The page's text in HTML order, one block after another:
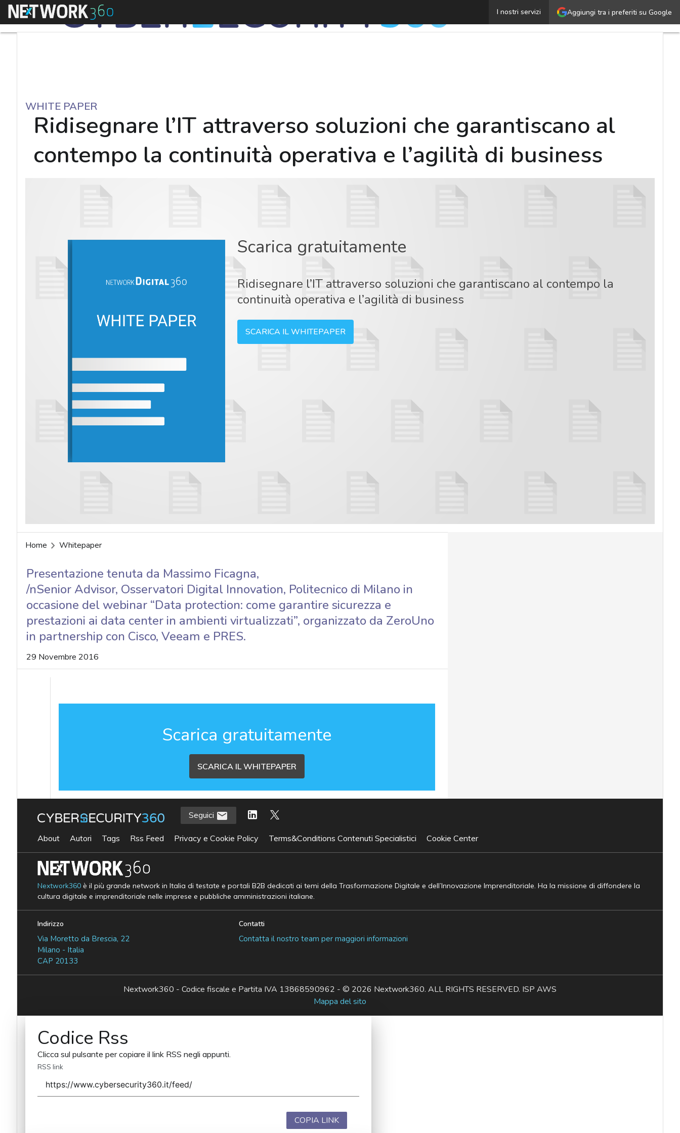
Aggiungi tra i preferiti su Google
I nostri servizi
Menu Ridisegnare l’IT attraverso soluzioni che garantiscano
WHITE PAPER
Ridisegnare l’IT attraverso soluzioni che garantiscano al
contempo la continuità operativa e l’agilità di business
Scarica gratuitamente
Ridisegnare l’IT attraverso soluzioni che garantiscano al contempo la
continuità operativa e l’agilità di business
SCARICA IL WHITEPAPER
Home Whitepaper
Presentazione tenuta da Massimo Ficagna,
/nSenior Advisor, Osservatori Digital Innovation, Politecnico di Milano in
occasione del webinar “Data protection: come garantire sicurezza e
prestazioni ai data center in ambienti virtualizzati”, organizzato da ZeroUno
in partnership con Cisco, Veeam e PRES.
29 Novembre 2016
Scarica gratuitamente
SCARICA IL WHITEPAPER
Seguici
About Autori Tags Rss Feed Privacy e Cookie Policy Terms&Conditions Contenuti Specialistici Cookie Center
Nextwork360è il più grande network in Italia di testate e portali B2B dedicati ai temi della Trasformazione Digitale e dell’Innovazione Imprenditoriale. Ha la missione di diffondere la
cultura digitale e imprenditoriale nelle imprese e pubbliche amministrazioni italiane.
Indirizzo
Via Moretto da Brescia, 22
Milano - Italia
CAP 20133
Contatti
Contatta il nostro team per maggiori informazioni
Nextwork360 - Codice fiscale e Partita IVA 13868590962 - © 2026 Nextwork360. ALL RIGHTS RESERVED. ISP AWS
Mappa del sito
Codice Rss
Clicca sul pulsante per copiare il link RSS negli appunti.
RSS link
COPIA LINK